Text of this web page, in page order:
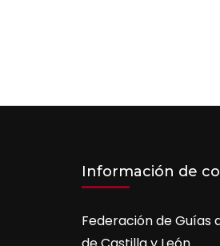
Información de
Federación de Guías